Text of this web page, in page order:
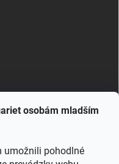
osobám mladším
umožnili pohodlné